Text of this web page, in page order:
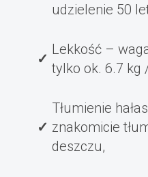
udzielenie 50
Lekkość –
tylko ok. 6.7 kg
Tłumienie
znakomicie
deszczu,